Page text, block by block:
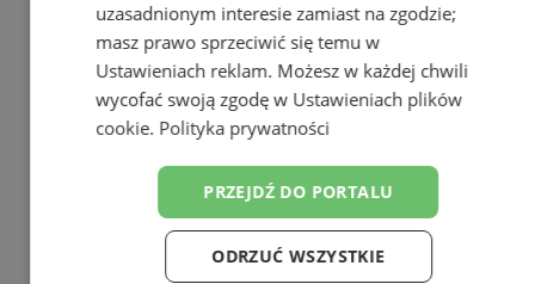
uzasadnionym interesie zamiast na zgodzie;
masz prawo sprzeciwić się temu w
Ustawieniach reklam. Możesz w każdej chwili
wycofać swoją zgodę w Ustawieniach plików
cookie. Polityka prywatności
PRZEJDŹ DO PORTALU
ODRZUĆ WSZYSTKIE